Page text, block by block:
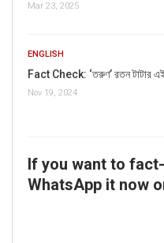
Mar 23, 2025
ENGLISH
Fact Check: ‘তরুণ’ রতন টাটার
Nov 19, 2024
If you want to
WhatsApp it now